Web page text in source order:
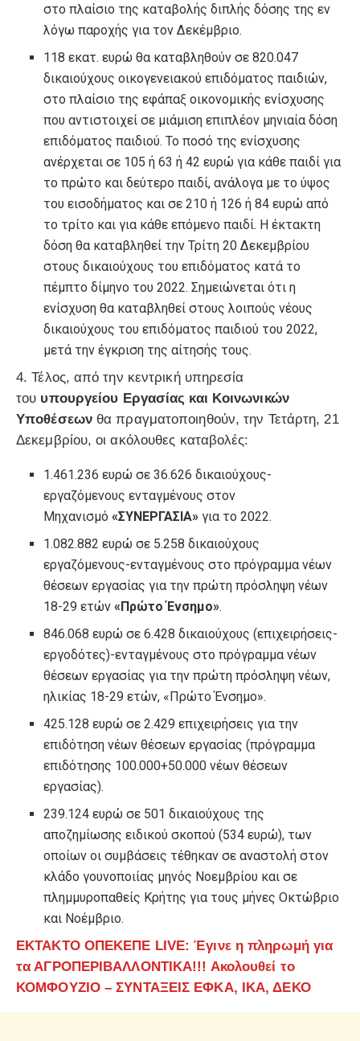
στο πλαίσιο της καταβολής διπλής δόσης της εν
λόγω παροχής για τον Δεκέμβριο.
118 εκατ. ευρώ θα καταβληθούν σε 820.047
δικαιούχους οικογενειακού επιδόματος παιδιών,
στο πλαίσιο της εφάπαξ οικονομικής ενίσχυσης
που αντιστοιχεί σε μιάμιση επιπλέον μηνιαία δόση
επιδόματος παιδιού. Το ποσό της ενίσχυσης
ανέρχεται σε 105 ή 63 ή 42 ευρώ για κάθε παιδί για
το πρώτο και δεύτερο παιδί, ανάλογα με το ύψος
του εισοδήματος και σε 210 ή 126 ή 84 ευρώ από
το τρίτο και για κάθε επόμενο παιδί. Η έκτακτη
δόση θα καταβληθεί την Τρίτη 20 Δεκεμβρίου
στους δικαιούχους του επιδόματος κατά το
πέμπτο δίμηνο του 2022. Σημειώνεται ότι η
ενίσχυση θα καταβληθεί στους λοιπούς νέους
δικαιούχους του επιδόματος παιδιού του 2022,
μετά την έγκριση της αίτησής τους.
4. Τέλος, από την κεντρική υπηρεσία
του υπουργείου Εργασίας και Κοινωνικών
Υποθέσεωνθα πραγματοποιηθούν, την Τετάρτη, 21
Δεκεμβρίου, οι ακόλουθες καταβολές:
1.461.236 ευρώ σε 36.626 δικαιούχους-
εργαζόμενους ενταγμένους στον
Μηχανισμό«ΣΥΝΕΡΓΑΣΙΑ»για το 2022.
1.082.882 ευρώ σε 5.258 δικαιούχους
εργαζόμενους-ενταγμένους στο πρόγραμμα νέων
θέσεων εργασίας για την πρώτη πρόσληψη νέων
18-29 ετών«Πρώτο Ένσημο».
846.068 ευρώ σε 6.428 δικαιούχους (επιχειρήσεις-
εργοδότες)-ενταγμένους στο πρόγραμμα νέων
θέσεων εργασίας για την πρώτη πρόσληψη νέων,
ηλικίας 18-29 ετών, «Πρώτο Ένσημο».
425.128 ευρώ σε 2.429 επιχειρήσεις για την
επιδότηση νέων θέσεων εργασίας (πρόγραμμα
επιδότησης 100.000+50.000 νέων θέσεων
εργασίας).
239.124 ευρώ σε 501 δικαιούχους της
αποζημίωσης ειδικού σκοπού (534 ευρώ), των
οποίων οι συμβάσεις τέθηκαν σε αναστολή στον
κλάδο γουνοποιίας μηνός Νοεμβρίου και σε
πλημμυροπαθείς Κρήτης για τους μήνες Οκτώβριο
και Νοέμβριο.
ΕΚΤΑΚΤΟ ΟΠΕΚΕΠΕ LIVE: Έγινε η πληρωμή για
τα ΑΓΡΟΠΕΡΙΒΑΛΛΟΝΤΙΚΑ!!! Ακολουθεί το
ΚΟΜΦΟΥΖΙΟ – ΣΥΝΤΑΞΕΙΣ ΕΦΚΑ, ΙΚΑ, ΔΕΚΟ